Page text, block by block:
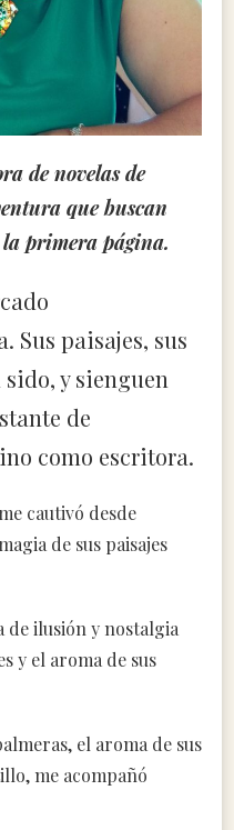
de novelas de
que buscan
primera página.
Sus paisajes, sus
y sienguen
de
como escritora.
cautivó desde
de sus paisajes
de ilusión y nostalgia
y el aroma de sus
el aroma de sus
me acompañó